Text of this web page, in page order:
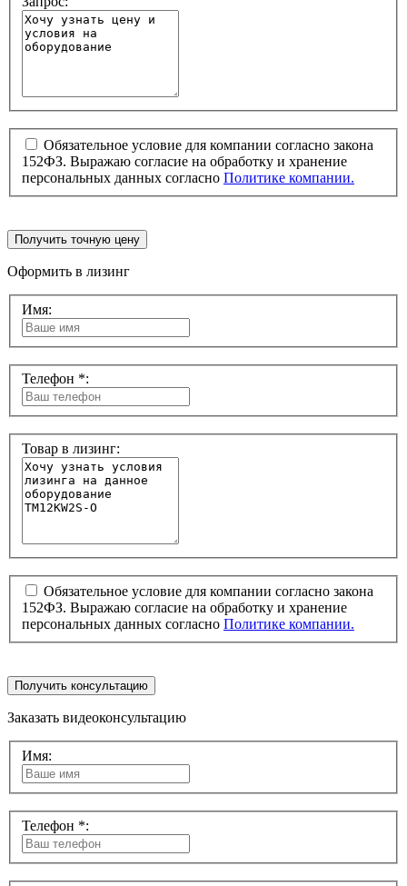
Обязательное условие для компании согласно закона
152ФЗ. Выражаю согласие на обработку и хранение
персональных данных согласно Политике компании.
Получить точную цену
Оформить в лизинг
Имя:
Телефон *:
Товар в лизинг:
Обязательное условие для компании согласно закона
152ФЗ. Выражаю согласие на обработку и хранение
персональных данных согласно Политике компании.
Получить консультацию
Заказать видеоконсультацию
Имя:
Телефон *: